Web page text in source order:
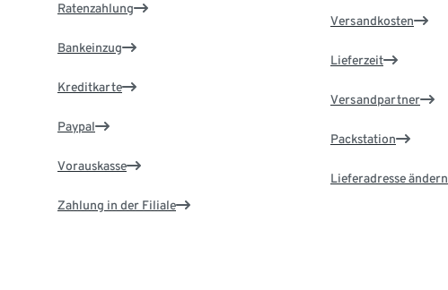
Ratenzahlung
Bankeinzug
Kreditkarte
Paypal
Vorauskasse
Zahlung in der Filiale
Versandkosten
Lieferzeit
Versandpartner
Packstation
Lieferadresse ändern